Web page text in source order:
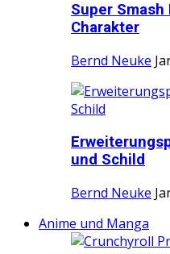
Super
Charakter
Bernd Neuke
und Schild
Bernd Neuke
Anime und Manga